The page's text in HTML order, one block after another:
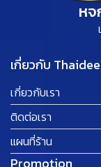
หจ
เกี่ยวกับ Thaidee
เกี่ยวกับเรา
ติดต่อเรา
แผนที่ร้าน